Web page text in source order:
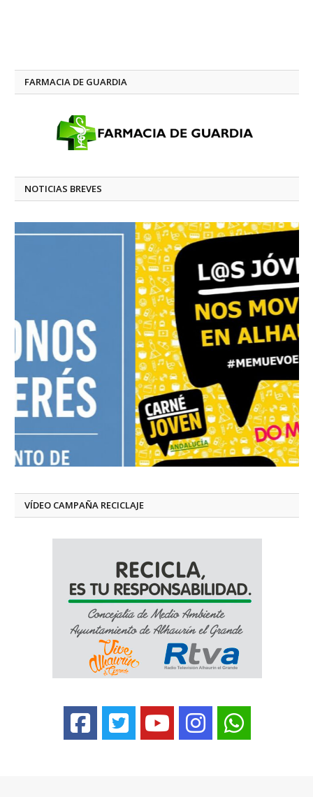
FARMACIA DE GUARDIA
NOTICIAS BREVES
VÍDEO CAMPAÑA RECICLAJE